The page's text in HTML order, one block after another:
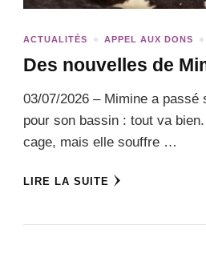
ACTUALITÉS APPEL AUX DONS
Des nouvelles de
03/07/2026 – Mimine a passé
pour son bassin : tout va
cage, mais elle souffre …
LIRE LA SUITE